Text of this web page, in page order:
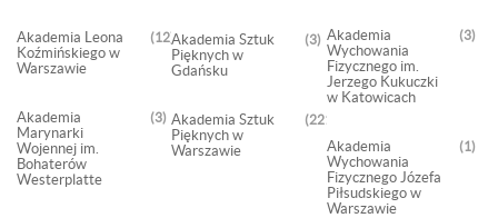
Akademia Leona
Koźmińskiego w
Warszawie
12
Akademia
Marynarki
Wojennej im.
Bohaterów
Westerplatte
3
Akademia Sztuk
Pięknych w
Gdańsku
3
Akademia Sztuk
Pięknych w
Warszawie
221
Akademia
Wychowania
Fizycznego im.
Jerzego Kukuczki
w Katowicach
3
Akademia
Wychowania
Fizycznego Józefa
Piłsudskiego w
Warszawie
1